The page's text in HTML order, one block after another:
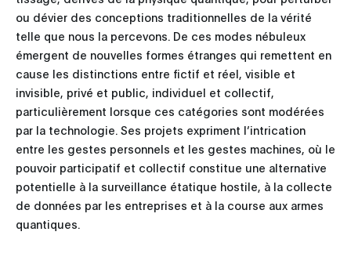
ou dévier des conceptions traditionnelles de la vérité
telle que nous la percevons. De ces modes nébuleux
émergent de nouvelles formes étranges qui remettent en
cause les distinctions entre fictif et réel, visible et
invisible, privé et public, individuel et collectif,
particulièrement lorsque ces catégories sont modérées
par la technologie. Ses projets expriment l’intrication
entre les gestes personnels et les gestes machines, où le
pouvoir participatif et collectif constitue une alternative
potentielle à la surveillance étatique hostile, à la collecte
de données par les entreprises et à la course aux armes
quantiques.